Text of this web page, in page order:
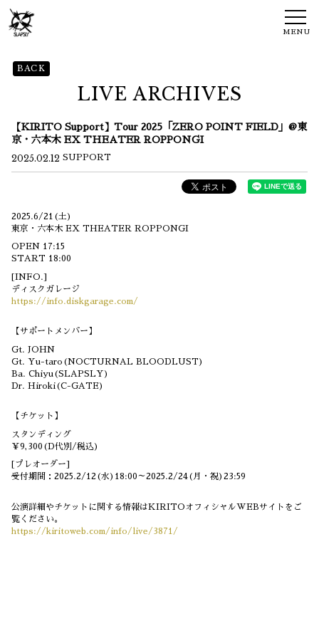
MENU
LIVE ARCHIVES
BACK
【KIRITO Support】Tour 2025「ZERO POINT FIELD」@東
京・六本木 EX THEATER ROPPONGI
2025.02.12 SUPPORT
2025.6/21(土)
東京・六本木 EX THEATER ROPPONGI
OPEN 17:15
START 18:00
[INFO.]
ディスクガレージ
https://info.diskgarage.com/
【サポートメンバー】
Gt. JOHN
Gt. Yu-taro(NOCTURNAL BLOODLUST)
Ba. Chiyu(SLAPSLY)
Dr. Hiroki(C-GATE)
【チケット】
スタンディング
￥9,300(D代別/税込)
[プレオーダー]
受付期間：2025.2/12(水)18:00～2025.2/24(月・祝)23:59
公演詳細やチケットに関する情報はKIRITOオフィシャルWEBサイトをご
覧ください。
https://kiritoweb.com/info/live/3871/